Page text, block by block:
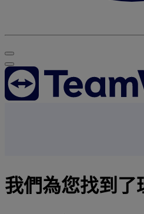
我們為您找到了